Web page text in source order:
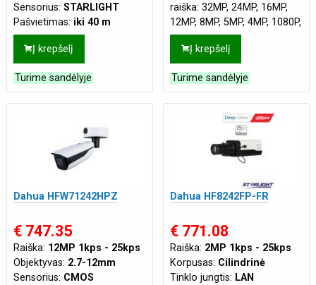
Sensorius: STARLIGHT
Pašvietimas: iki 40 m
Mikrofonas:Integruotas
Tinklo jungtis:
Maitinimas:DC12V
(802.3af)
Į krepšelį
Turime sandėlyje
raiška: 32MP, 24MP, 16MP,
12MP, 8MP, 5MP, 4MP, 1080P,
720P, kadrų skaičius
neribojamas, maksimalus
duomenų srauto gr
Į krepšelį
Turime sandėlyje
Dahua HFW71242HPZ
€ 747.35
Raiška: 12MP 1kps - 25kps
Objektyvas: 2.7-12mm
Sensorius: CMOS
Dahua HF8242FP-FR
€ 771.08
Raiška: 2MP 1kps - 25kps
Korpusas: Cilindrinė
Tinklo jungtis: LAN